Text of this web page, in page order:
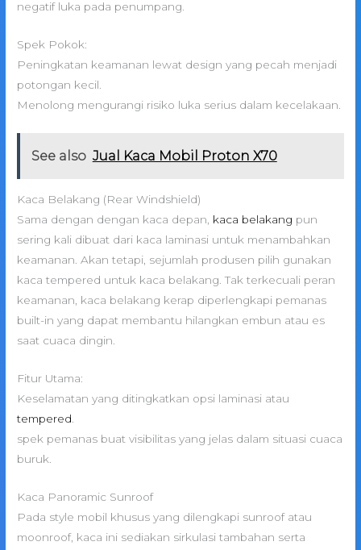
negatif luka pada penumpang.
Spek Pokok:
Peningkatan keamanan lewat design yang pecah menjadi
potongan kecil.
Menolong mengurangi risiko luka serius dalam kecelakaan.
See also Jual Kaca Mobil Proton X70
Kaca Belakang (Rear Windshield)
Sama dengan dengan kaca depan, kaca belakang pun
sering kali dibuat dari kaca laminasi untuk menambahkan
keamanan. Akan tetapi, sejumlah produsen pilih gunakan
kaca tempered untuk kaca belakang. Tak terkecuali peran
keamanan, kaca belakang kerap diperlengkapi pemanas
built-in yang dapat membantu hilangkan embun atau es
saat cuaca dingin.
Fitur Utama:
Keselamatan yang ditingkatkan opsi laminasi atau
tempered
spek pemanas buat visibilitas yang jelas dalam situasi cuaca
buruk.
Kaca Panoramic Sunroof
Pada style mobil khusus yang dilengkapi sunroof atau
moonroof, kaca ini sediakan sirkulasi tambahan serta